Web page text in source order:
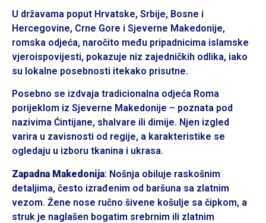
U državama poput Hrvatske, Srbije, Bosne i
Hercegovine, Crne Gore i Sjeverne Makedonije,
romska odjeća, naročito među pripadnicima islamske
vjeroispovijesti, pokazuje niz zajedničkih odlika, iako
su lokalne posebnosti itekako prisutne.
Posebno se izdvaja tradicionalna odjeća Roma
porijeklom iz Sjeverne Makedonije – poznata pod
nazivima Ćintijane, shalvare ili dimije. Njen izgled
varira u zavisnosti od regije, a karakteristike se
ogledaju u izboru tkanina i ukrasa.
Zapadna Makedonija: Nošnja obiluje raskošnim
detaljima, često izrađenim od baršuna sa zlatnim
vezom. Žene nose ručno šivene košulje sa čipkom, a
struk je naglašen bogatim srebrnim ili zlatnim